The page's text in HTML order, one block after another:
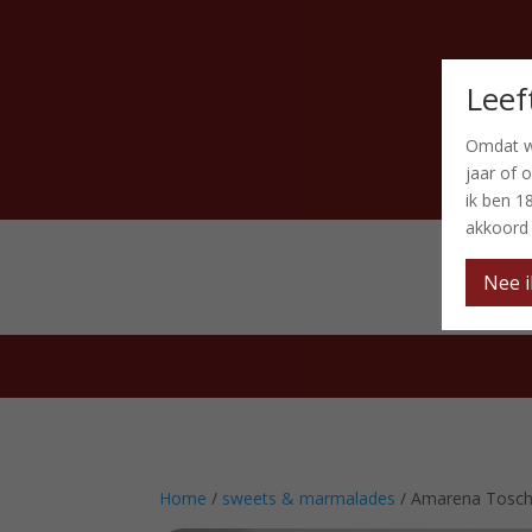
Home / sweets & marmalades / Amarena
Omdat
jaar of
ik ben
Nee